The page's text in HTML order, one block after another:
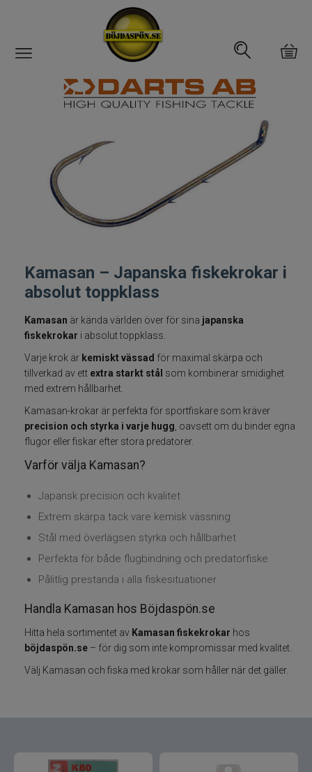
Gäddfemman
Interfiske
Fiskeset
Fiskedrag
Fiskelinor
Småplock
Tillbehör
Flugbindning
Vinterfiske
Trolling
Varumärken
13 Fishing
Kamasan – Japanska fiskekrokar i
absolut toppklass
Kamasan är kända världen över för sina japanska
fiskekrokar i absolut toppklass.
Varje krok är kemiskt vässad för maximal skärpa och
tillverkad av ett extra starkt stål som kombinerar smidighet
med extrem hållbarhet.
Kamasan-krokar är perfekta för sportfiskare som kräver
precision och styrka i varje hugg , oavsett om du binder egna
flugor eller fiskar efter stora predatorer.
Varför välja Kamasan?
Japansk precision och kvalitet
Extrem skärpa tack vare kemisk vässning
Stål med överlägsen styrka och hållbarhet
Perfekta för både flugbindning och predatorfiske
Pålitlig prestanda i alla fiskesituationer
Handla Kamasan hos Böjdaspön.se
Hitta hela sortimentet av Kamasan fiskekrokar hos
böjdaspön.se – för dig som inte kompromissar med kvalitet.
Välj Kamasan och fiska med krokar som håller när det gäller.